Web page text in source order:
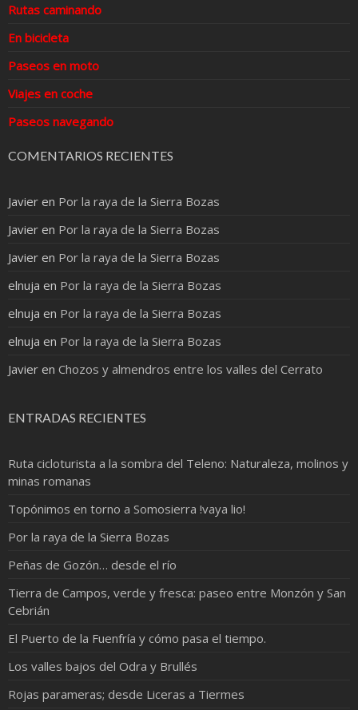
Rutas caminando
En bicicleta
Paseos en moto
Viajes en coche
Paseos navegando
COMENTARIOS RECIENTES
Javier en Por la raya de la Sierra Bozas
Javier en Por la raya de la Sierra Bozas
Javier en Por la raya de la Sierra Bozas
elnuja en Por la raya de la Sierra Bozas
elnuja en Por la raya de la Sierra Bozas
elnuja en Por la raya de la Sierra Bozas
Javier en Chozos y almendros entre los valles del Cerrato
ENTRADAS RECIENTES
Ruta cicloturista a la sombra del Teleno: Naturaleza, molinos y
minas romanas
Topónimos en torno a Somosierra !vaya lio!
Por la raya de la Sierra Bozas
Peñas de Gozón… desde el río
Tierra de Campos, verde y fresca: paseo entre Monzón y San
Cebrián
El Puerto de la Fuenfría y cómo pasa el tiempo.
Los valles bajos del Odra y Brullés
Rojas parameras; desde Liceras a Tiermes